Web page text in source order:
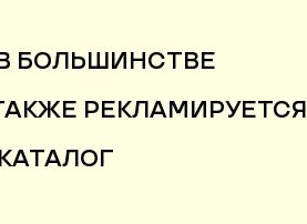
БОЛЬШИНСТВЕ
ТАКЖЕ РЕКЛАМИРУЕТСЯ